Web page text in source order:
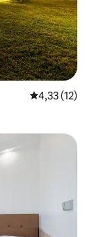
Évaluation
4,33 (12)